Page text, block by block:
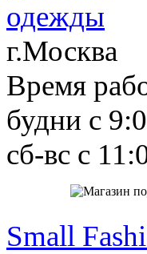
г.Москва
Время
будни с
сб-вс с
Small